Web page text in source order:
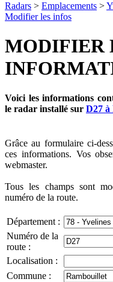
Radars > Emplacements >
Modifier les infos
MODIFIER
Voici les informations
le radar installé sur D27 à
Grâce au formulaire ci-
ces informations. Vos
webmaster.
Tous les champs sont
numéro de la route.
Département :
Numéro de la
route :
Localisation :
Commune :